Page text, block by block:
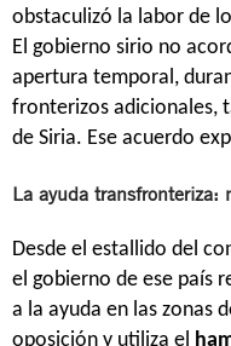
obstaculizó la labor de
El gobierno sirio no
apertura temporal,
fronterizos adicionales,
de Siria. Ese acuerdo
La ayuda transfronteriza:
Desde el estallido del
el gobierno de ese país
a la ayuda en las zonas
oposición y utiliza el